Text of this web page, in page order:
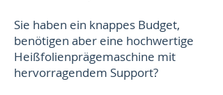
Sie haben ein knappes Budget,
benötigen aber eine hochwertige
Heißfolienprägemaschine mit
hervorragendem Support?